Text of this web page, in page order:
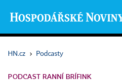
HN.cz › Podcasty
PODCAST RANNÍ BRÍFINK